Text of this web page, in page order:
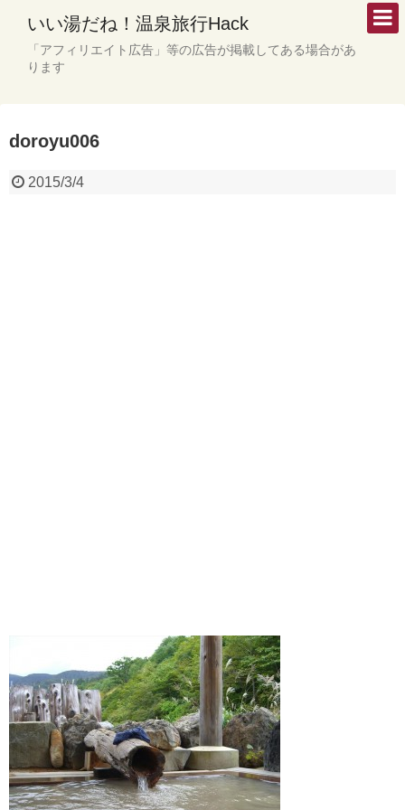
いい湯だね！温泉旅行Hack
「アフィリエイト広告」等の広告が掲載してある場合があ
ります
doroyu006
2015/3/4